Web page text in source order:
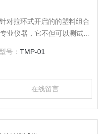
拉环式开启的的塑料组合
业仪器，它不但可以测试常
拟皮肤穿刺力、撕拉铝盖撕
料组合盖开启力、活塞滑动
力、注射器器身密合性、平
包装测试项目。
号：TMP-01
在线留言